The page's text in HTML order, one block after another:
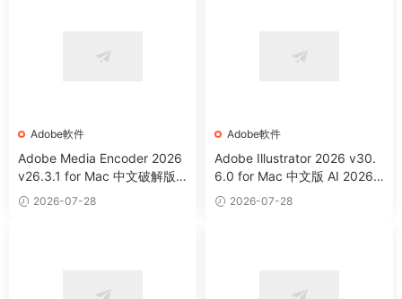
Adobe軟件
Adobe Media Encoder 2026
v26.3.1 for Mac 中文破解版
視頻音頻編碼器
2026-07-28
Adobe軟件
Adobe Illustrator 2026 v30.
6.0 for Mac 中文版 AI 2026
矢量圖形設計軟件
2026-07-28